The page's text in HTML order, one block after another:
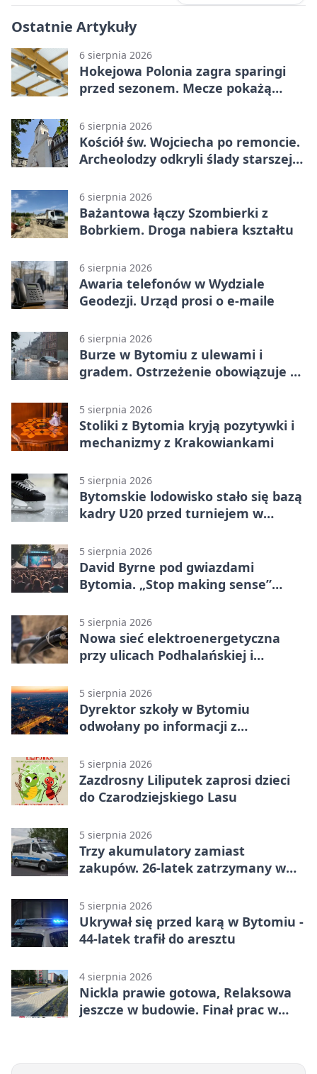
Ostatnie Artykuły
6 sierpnia 2026
Hokejowa Polonia zagra sparingi
przed sezonem. Mecze pokażą
6 sierpnia 2026
Kościół św. Wojciecha po remoncie.
Archeolodzy odkryli ślady starszej
6 sierpnia 2026
Bażantowa łączy Szombierki z
Bobrkiem. Droga nabiera kształtu
6 sierpnia 2026
Awaria telefonów w Wydziale
Geodezji. Urząd prosi o e-maile
6 sierpnia 2026
Burze w Bytomiu z ulewami i
gradem. Ostrzeżenie obowiązuje do
5 sierpnia 2026
Stoliki z Bytomia kryją pozytywki i
mechanizmy z Krakowiankami
5 sierpnia 2026
Bytomskie lodowisko stało się bazą
kadry U20 przed turniejem w
5 sierpnia 2026
David Byrne pod gwiazdami
Bytomia. „Stop making sense”
5 sierpnia 2026
Nowa sieć elektroenergetyczna
przy ulicach Podhalańskiej i
5 sierpnia 2026
Dyrektor szkoły w Bytomiu
odwołany po informacji z
5 sierpnia 2026
Zazdrosny Liliputek zaprosi dzieci
do Czarodziejskiego Lasu
5 sierpnia 2026
Trzy akumulatory zamiast
zakupów. 26-latek zatrzymany w
5 sierpnia 2026
Ukrywał się przed karą w Bytomiu -
44-latek trafił do aresztu
4 sierpnia 2026
Nickla prawie gotowa, Relaksowa
jeszcze w budowie. Finał prac w